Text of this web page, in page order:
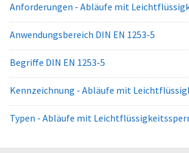
Anforderungen - Abläufe mit
Anwendungsbereich DIN EN 1253-5
Begriffe DIN EN 1253-5
Kennzeichnung - Abläufe mit
Typen - Abläufe mit